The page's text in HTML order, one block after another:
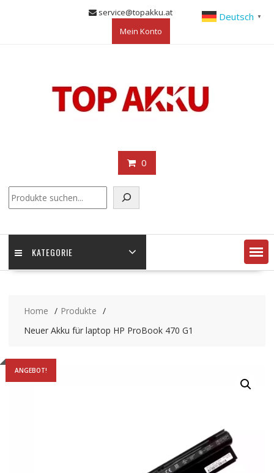
service@topakku.at
Mein Konto
0
KATEGORIE
Home
Produkte
Neuer Akku für laptop HP ProBook 470 G1
ANGEBOT!
Deutsch ▼